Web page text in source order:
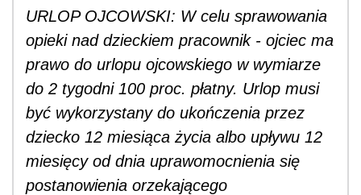
URLOP OJCOWSKI: W celu sprawowania
opieki nad dzieckiem pracownik - ojciec ma
prawo do urlopu ojcowskiego w wymiarze
do 2 tygodni 100 proc. płatny. Urlop musi
być wykorzystany do ukończenia przez
dziecko 12 miesiąca życia albo upływu 12
miesięcy od dnia uprawomocnienia się
postanowienia orzekającego